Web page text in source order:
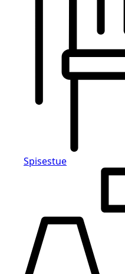
Spisestue